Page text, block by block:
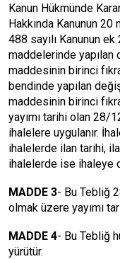
Kanun Hükmünde
Hakkında Kanunun
488 sayılı Kanunun
maddelerinde
maddesinin birinci
bendinde yapılan
maddesinin birinci
yayımı tarihi olan 28/
ihalelere uygulanır.
ihalelerde ilan tarihi,
ihalelerde ise ihaleye
MADDE 3- Bu Tebliğ
olmak üzere yayımı
MADDE 4- Bu Tebliğ
yürütür.